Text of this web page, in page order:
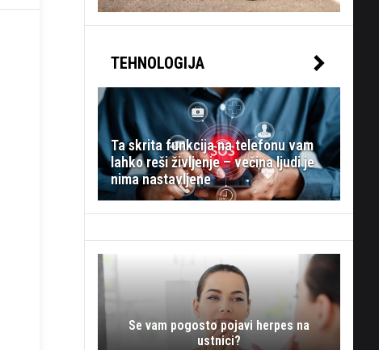
TEHNOLOGIJA
Ta skrita funkcija na telefonu vam
lahko reši življenje – večina ljudi je
nima nastavljene
Se vam pogosto pojavi herpes na
ustnici?